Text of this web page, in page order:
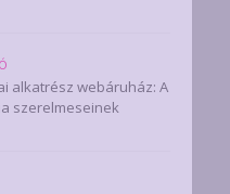
alkatrész webáruház: A
szerelmeseinek